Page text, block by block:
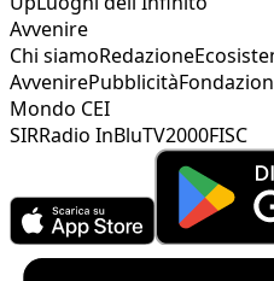
Avvenire
Chi siamoRedazione
AvvenirePubblicità
Mondo CEI
SIRRadio InBluTV2000FISC